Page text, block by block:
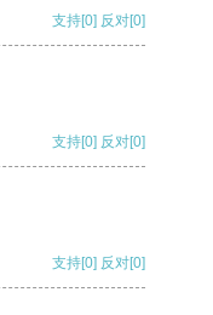
支持[0] 反对[0]
支持[0] 反对[0]
支持[0] 反对[0]